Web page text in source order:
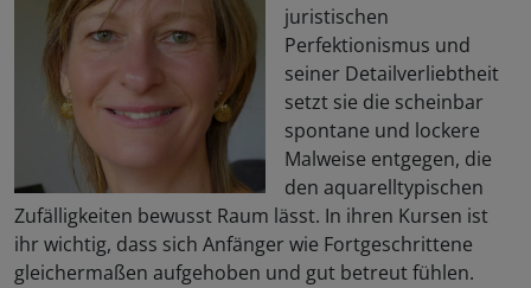
juristischen
Perfektionismus und
seiner Detailverliebtheit
setzt sie die scheinbar
spontane und lockere
Malweise entgegen, die
den aquarelltypischen
Zufälligkeiten bewusst Raum lässt. In ihren Kursen ist
ihr wichtig, dass sich Anfänger wie Fortgeschrittene
gleichermaßen aufgehoben und gut betreut fühlen.